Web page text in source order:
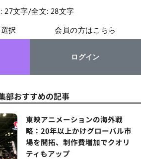
27文字/全文: 28文字
択
会員の方はこちら
ログイン
部おすすめの記事
東映アニメーションの海外戦
略：20年以上かけグローバル市
場を開拓、制作費増加でクオリ
ティもアップ